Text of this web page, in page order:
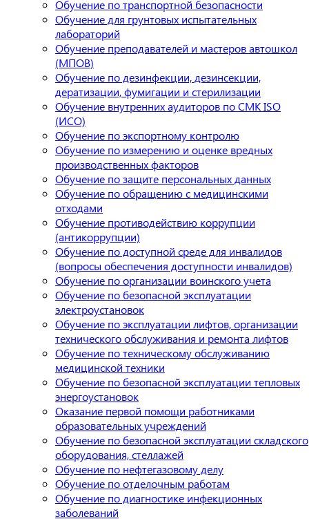
Обучение по транспортной безопасности
Обучение для грунтовых испытательных
лабораторий
Обучение преподавателей и мастеров автошкол
(МПОВ)
Обучение по дезинфекции, дезинсекции,
дератизации, фумигации и стерилизации
Обучение внутренних аудиторов по СМК ISO
(ИСО)
Обучение по экспортному контролю
Обучение по измерению и оценке вредных
производственных факторов
Обучение по защите персональных данных
Обучение по обращению с медицинскими
отходами
Обучение противодействию коррупции
(антикоррупции)
Обучение по доступной среде для инвалидов
(вопросы обеспечения доступности инвалидов)
Обучение по организации воинского учета
Обучение по безопасной эксплуатации
электроустановок
Обучение по эксплуатации лифтов, организации
технического обслуживания и ремонта лифтов
Обучение по техническому обслуживанию
медицинской техники
Обучение по безопасной эксплуатации тепловых
энергоустановок
Оказание первой помощи работниками
образовательных учреждений
Обучение по безопасной эксплуатации складского
оборудования, стеллажей
Обучение по нефтегазовому делу
Обучение по отделочным работам
Обучение по диагностике инфекционных
заболеваний